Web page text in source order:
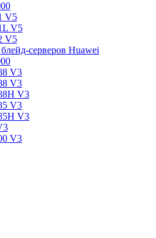
V5
V5
V5
серверов Huawei
V3
V3
V3
V3
V3
V3